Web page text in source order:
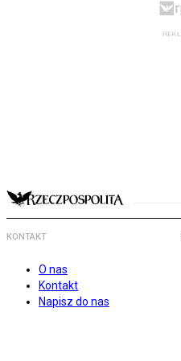
KONTAKT
O nas
Kontakt
Napisz do nas